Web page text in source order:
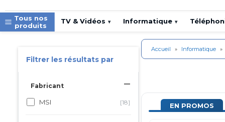
Tous nos
produits
TV & Vidéos ▾ Informatique ▾
Filtrer les résultats par
Fabricant
MSI [18]
Accueil » Informatique »
EN PROMOS